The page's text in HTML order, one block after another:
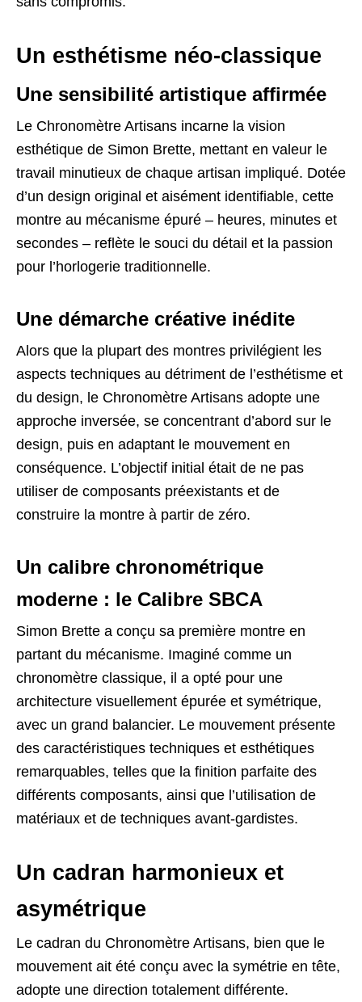
Un esthétisme néo-classique
Une sensibilité artistique affirmée
Le Chronomètre Artisans incarne la vision
esthétique de Simon Brette, mettant en valeur le
travail minutieux de chaque artisan impliqué. Dotée
d’un design original et aisément identifiable, cette
montre au mécanisme épuré – heures, minutes et
secondes – reflète le souci du détail et la passion
pour l’horlogerie traditionnelle.
Une démarche créative inédite
Alors que la plupart des montres privilégient les
aspects techniques au détriment de l’esthétisme et
du design, le Chronomètre Artisans adopte une
approche inversée, se concentrant d’abord sur le
design, puis en adaptant le mouvement en
conséquence. L’objectif initial était de ne pas
utiliser de composants préexistants et de
construire la montre à partir de zéro.
Un calibre chronométrique
moderne : le Calibre SBCA
Simon Brette a conçu sa première montre en
partant du mécanisme. Imaginé comme un
chronomètre classique, il a opté pour une
architecture visuellement épurée et symétrique,
avec un grand balancier. Le mouvement présente
des caractéristiques techniques et esthétiques
remarquables, telles que la finition parfaite des
différents composants, ainsi que l’utilisation de
matériaux et de techniques avant-gardistes.
Un cadran harmonieux et
asymétrique
Le cadran du Chronomètre Artisans, bien que le
mouvement ait été conçu avec la symétrie en tête,
adopte une direction totalement différente.